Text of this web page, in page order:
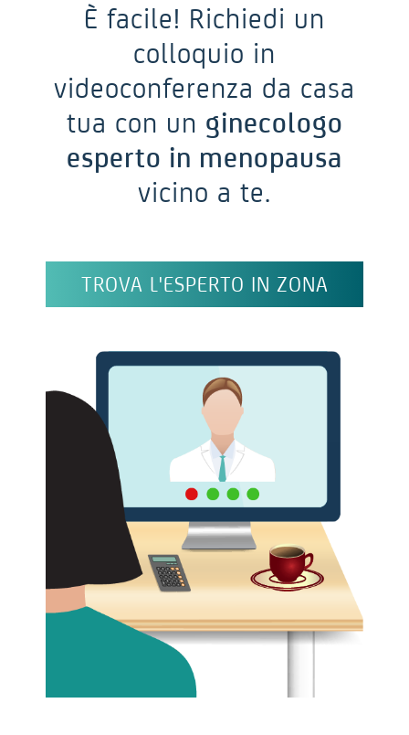
È facile! Richiedi un
colloquio in
videoconferenza da casa
tua con un ginecologo
esperto in menopausa
vicino a te.
TROVA L'ESPERTO IN ZONA